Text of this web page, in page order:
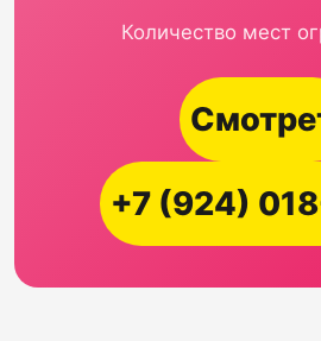
Количество мест
+7 (924)